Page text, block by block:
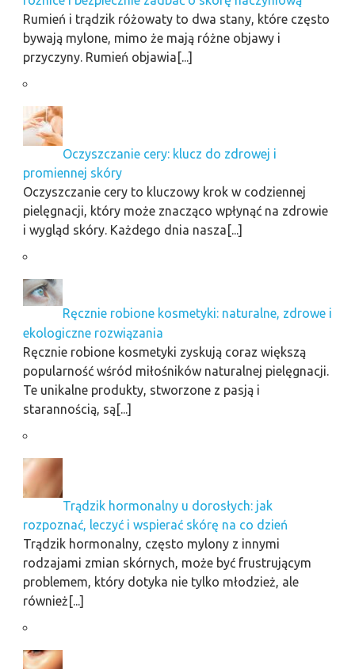
Rumień i trądzik różowaty to dwa stany, które często
bywają mylone, mimo że mają różne objawy i
przyczyny. Rumień objawia[...]
Oczyszczanie cery: klucz do zdrowej i
promiennej skóry
Oczyszczanie cery to kluczowy krok w codziennej
pielęgnacji, który może znacząco wpłynąć na zdrowie
i wygląd skóry. Każdego dnia nasza[...]
Ręcznie robione kosmetyki: naturalne, zdrowe i
ekologiczne rozwiązania
Ręcznie robione kosmetyki zyskują coraz większą
popularność wśród miłośników naturalnej pielęgnacji.
Te unikalne produkty, stworzone z pasją i
starannością, są[...]
Trądzik hormonalny u dorosłych: jak
rozpoznać, leczyć i wspierać skórę na co dzień
Trądzik hormonalny, często mylony z innymi
rodzajami zmian skórnych, może być frustrującym
problemem, który dotyka nie tylko młodzież, ale
również[...]